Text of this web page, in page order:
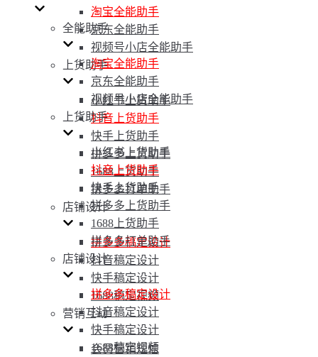
淘宝全能助手
京东全能助手
视频号小店全能助手
上货助手
小红书上货助手
抖音上货助手
快手上货助手
拼多多上货助手
1688上货助手
拼多多打单助手
店铺设计
拼多多稿定设计
抖音稿定设计
快手稿定设计
1688稿定视频
营销互动
会员营销短信
全能助手
淘宝全能助手
京东全能助手
视频号小店全能助手
上货助手
小红书上货助手
抖音上货助手
快手上货助手
拼多多上货助手
1688上货助手
拼多多打单助手
店铺设计
拼多多稿定设计
抖音稿定设计
快手稿定设计
1688稿定视频